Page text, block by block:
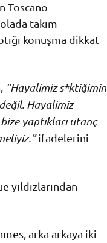
Toscano
takım
konuşma dikkat
“Hayalimiz s*ktiğimin
Hayalimiz
yaptıkları utanç
ifadelerini
yıldızlarından
arka arkaya iki